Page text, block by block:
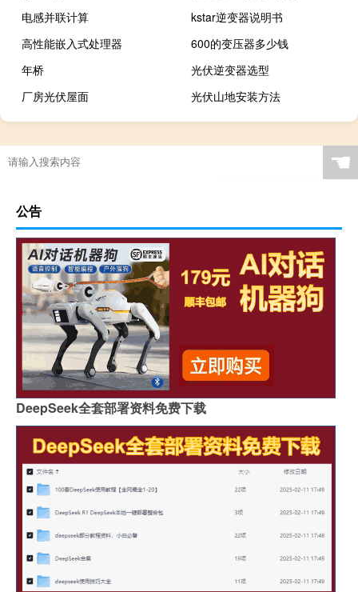
电感并联计算
kstar逆变器说明书
高性能嵌入式处理器
600的变压器多少钱
年桥
光伏逆变器选型
厂房光伏屋面
光伏山地安装方法
☚
公告
DeepSeek全套部署资料免费下载